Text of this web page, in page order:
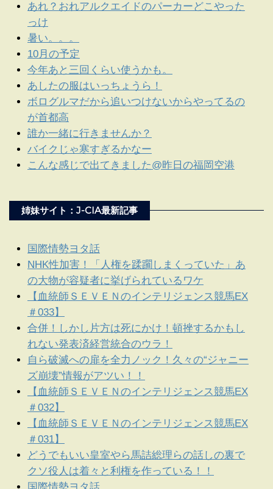
あれ？おれアルクエイドのパーカーどこやった
っけ
暑い。。。
10月の予定
今年あと三回くらい使うかも。
あしたの服はいっちょうら！
ボログルマだから追いつけないからやってるの
が首都高
誰か一緒に行きませんか？
バイクじゃ寒すぎるかなー
こんな感じで出てきました@昨日の福岡空港
姉妹サイト：J-CIA最新記事
国際情勢ヨタ話
NHK性加害！「人権を蹂躙しまくっていた」あ
の大物が容疑者に挙げられているワケ
【血統師ＳＥＶＥＮのインテリジェンス競馬EX
＃033】
合併！しかし片方は死にかけ！頓挫するかもし
れない発表済経営統合のウラ！
自ら破滅への扉を全力ノック！久々の“ジャニー
ズ崩壊”情報がアツい！！
【血統師ＳＥＶＥＮのインテリジェンス競馬EX
＃032】
【血統師ＳＥＶＥＮのインテリジェンス競馬EX
＃031】
どうでもいい皇室やら馬詰総理らの話しの裏で
クソ役人は着々と利権を作っている！！